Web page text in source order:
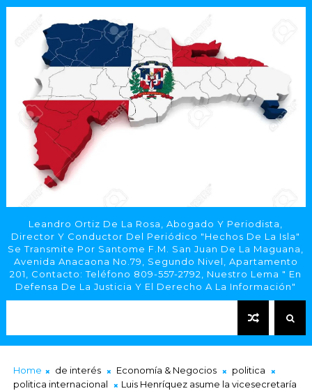
Leandro Ortiz De La Rosa, Abogado Y Periodista,
Director Y Conductor Del Periódico "Hechos De La Isla"
Se Transmite Por Santome F.M. San Juan De La Maguana,
Avenida Anacaona No.79, Segundo Nivel, Apartamento
201, Contacto: Teléfono 809-557-2792, Nuestro Lema " En
Defensa De La Justicia Y El Derecho A La Información"
Home de interés Economía & Negocios
politica
politica internacional
Luis Henríquez asume la vicesecretaría